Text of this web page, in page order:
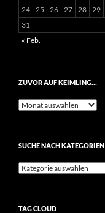
24 25 26 27 28 29
31
« Feb.
ZUVOR AUF KEIMLING…
Zuvor
SUCHE NACH KATEGORIEN
Suche
TAG CLOUD